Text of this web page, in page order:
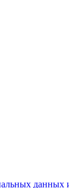
данных